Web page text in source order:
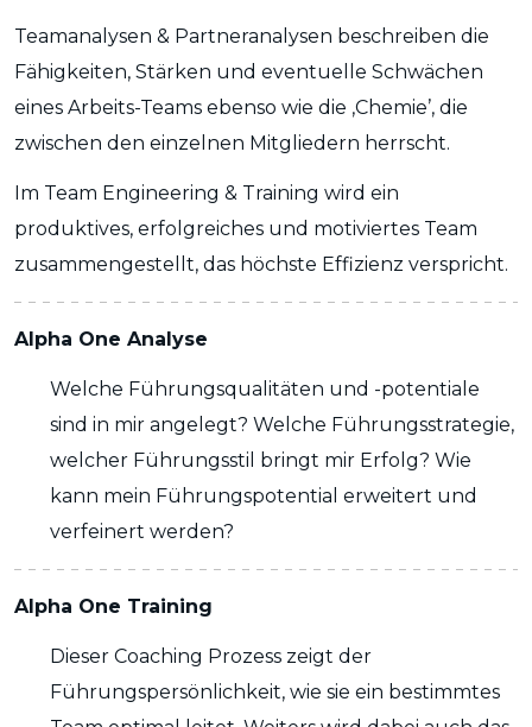
Teamanalysen & Partneranalysen beschreiben die
Fähigkeiten, Stärken und eventuelle Schwächen
eines Arbeits-Teams ebenso wie die ‚Chemie’, die
zwischen den einzelnen Mitgliedern herrscht.
Im Team Engineering & Training wird ein
produktives, erfolgreiches und motiviertes Team
zusammengestellt, das höchste Effizienz verspricht.
Alpha One Analyse
Welche Führungsqualitäten und -potentiale
sind in mir angelegt? Welche Führungsstrategie,
welcher Führungsstil bringt mir Erfolg? Wie
kann mein Führungspotential erweitert und
verfeinert werden?
Alpha One Training
Dieser Coaching Prozess zeigt der
Führungspersönlichkeit, wie sie ein bestimmtes